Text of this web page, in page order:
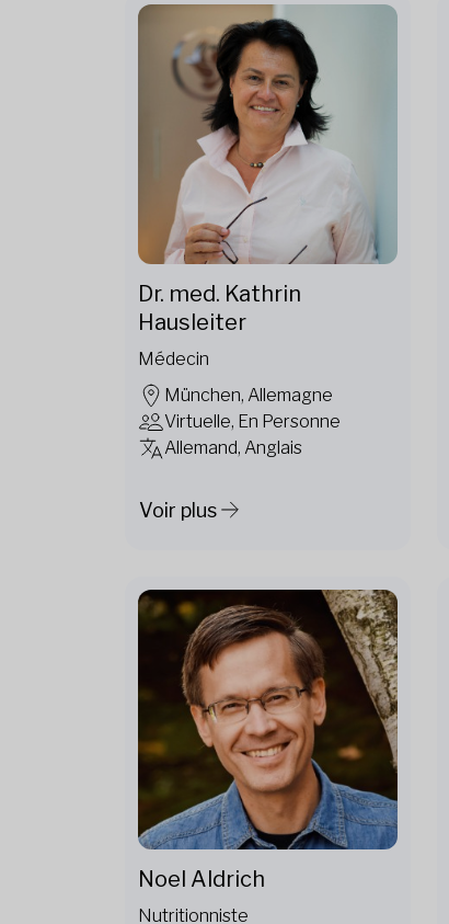
Dr. med. Kathrin
Hausleiter
Médecin
München, Allemagne
Virtuelle, En Personne
Allemand, Anglais
Voir plus
Noel Aldrich
Nutritionniste